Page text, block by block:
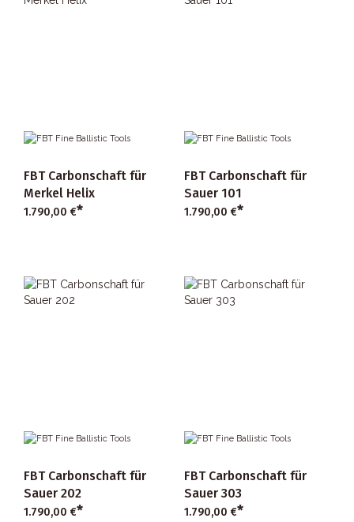
FBT Carbonschaft für
Merkel Helix
1.790,00 €*
FBT Carbonschaft für
Sauer 101
1.790,00 €*
FBT Carbonschaft für
Sauer 202
1.790,00 €*
FBT Carbonschaft für
Sauer 303
1.790,00 €*